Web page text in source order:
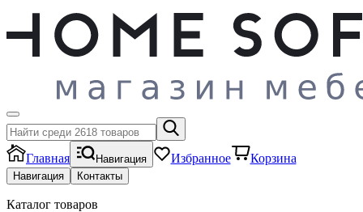
Главная Навигация Избранное Корзина
Навигация Контакты
Каталог товаров